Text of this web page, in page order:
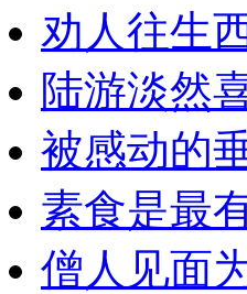
劝人往生
陆游淡然
被感动的
素食是最
僧人见面